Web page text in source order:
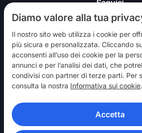
Diamo valore alla tua
Il nostro sito web utilizza i cookie per
più sicura e personalizzata. Cliccando
acconsenti all’uso dei cookie per la
annunci e per l’analisi dei dati, che
condivisi con partner di terze parti. Per
consulta la nostra Informativa sui cookie.
Accetta
Seguici
NordVPN
Partecipa
Assistenza
Scopri